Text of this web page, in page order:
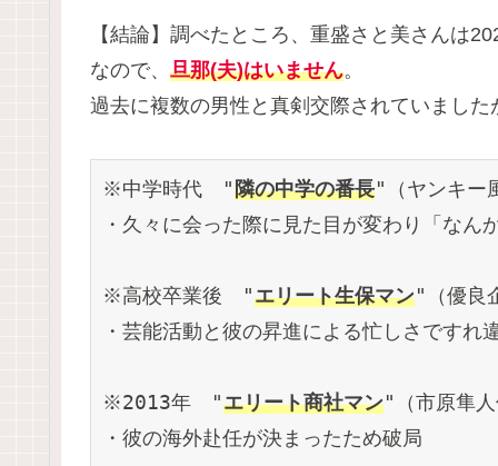
【結論】調べたところ、重盛さと美さんは
なので、 旦那(夫)はいません。
過去に複数の男性と真剣交際されていまし
※中学時代　"隣の中学の番長"（ヤンキー
・久々に会った際に見た目が変わり「なん
※高校卒業後　"エリート生保マン"（優良
・芸能活動と彼の昇進による忙しさですれ
※2013年　"エリート商社マン"（市原隼
・彼の海外赴任が決まったため破局